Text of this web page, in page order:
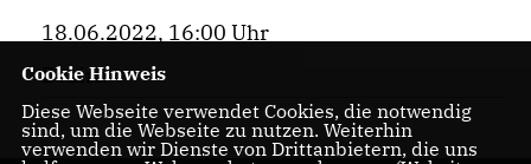
18.06.2022, 16:00 Uhr
Bezirk
Cookie Hinweis
Diese Webseite verwendet Cookies, die notwendig
sind, um die Webseite zu nutzen. Weiterhin
verwenden wir Dienste von Drittanbietern, die uns